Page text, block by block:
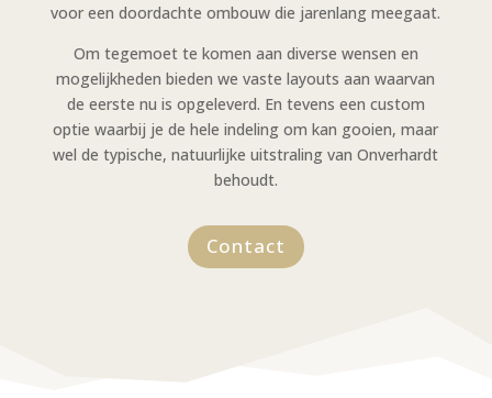
voor een doordachte ombouw die jarenlang meegaat.
Om tegemoet te komen aan diverse wensen en
mogelijkheden bieden we vaste layouts aan waarvan
de eerste nu is opgeleverd. En tevens een custom
optie waarbij je de hele indeling om kan gooien, maar
wel de typische, natuurlijke uitstraling van Onverhardt
behoudt.
Contact